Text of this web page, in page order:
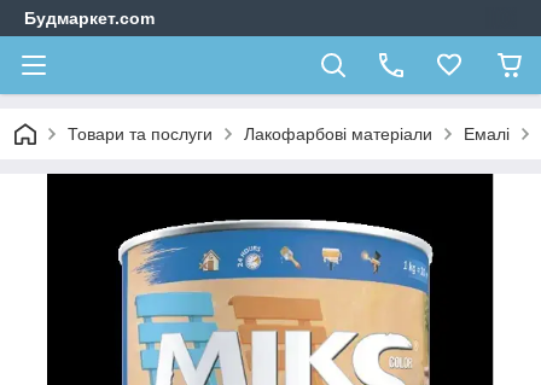
Будмаркет.com
Товари та послуги Лакофарбові матеріали Емалі